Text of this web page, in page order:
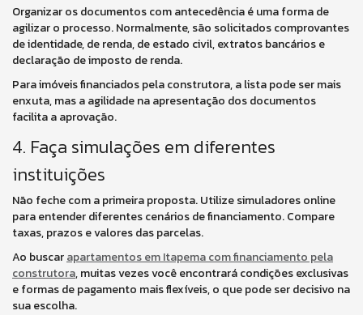
Organizar os documentos com antecedência é uma forma de
agilizar o processo. Normalmente, são solicitados comprovantes
de identidade, de renda, de estado civil, extratos bancários e
declaração de imposto de renda.
Para imóveis financiados pela construtora, a lista pode ser mais
enxuta, mas a agilidade na apresentação dos documentos
facilita a aprovação.
4. Faça simulações em diferentes
instituições
Não feche com a primeira proposta. Utilize simuladores online
para entender diferentes cenários de financiamento. Compare
taxas, prazos e valores das parcelas.
Ao buscarapartamentos em Itapema com financiamento pela
construtora, muitas vezes você encontrará condições exclusivas
e formas de pagamento mais flexíveis, o que pode ser decisivo na
sua escolha.